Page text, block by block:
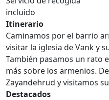
incluido
Itinerario
Caminamos por el barrio
visitar la iglesia de Vank y
También pasamos un rato
más sobre los armenios.
Zayandehrud y visitamos
Destacados